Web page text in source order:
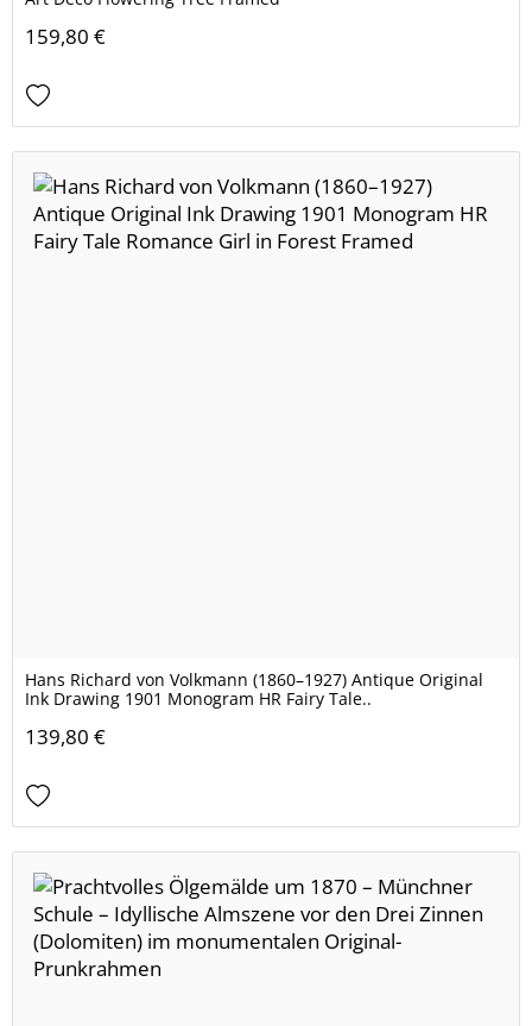
159,80 €
Hans Richard von Volkmann (1860–1927) Antique Original
Ink Drawing 1901 Monogram HR Fairy Tale..
139,80 €